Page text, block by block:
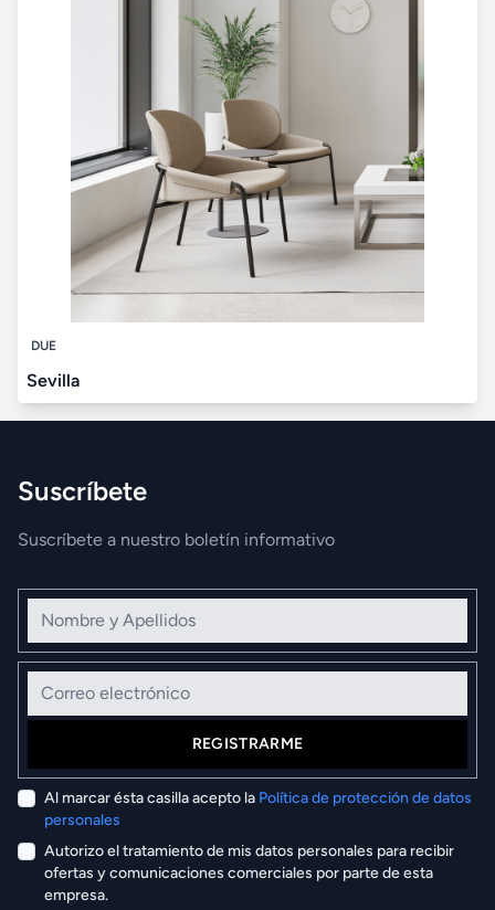
DUE
Sevilla
Suscríbete
Suscríbete a nuestro boletín informativo
Nombre y Apellidos
Correo electrónico
REGISTRARME
Al marcar ésta casilla acepto la Política de protección de datos
personales
Autorizo el tratamiento de mis datos personales para recibir
ofertas y comunicaciones comerciales por parte de esta
empresa.